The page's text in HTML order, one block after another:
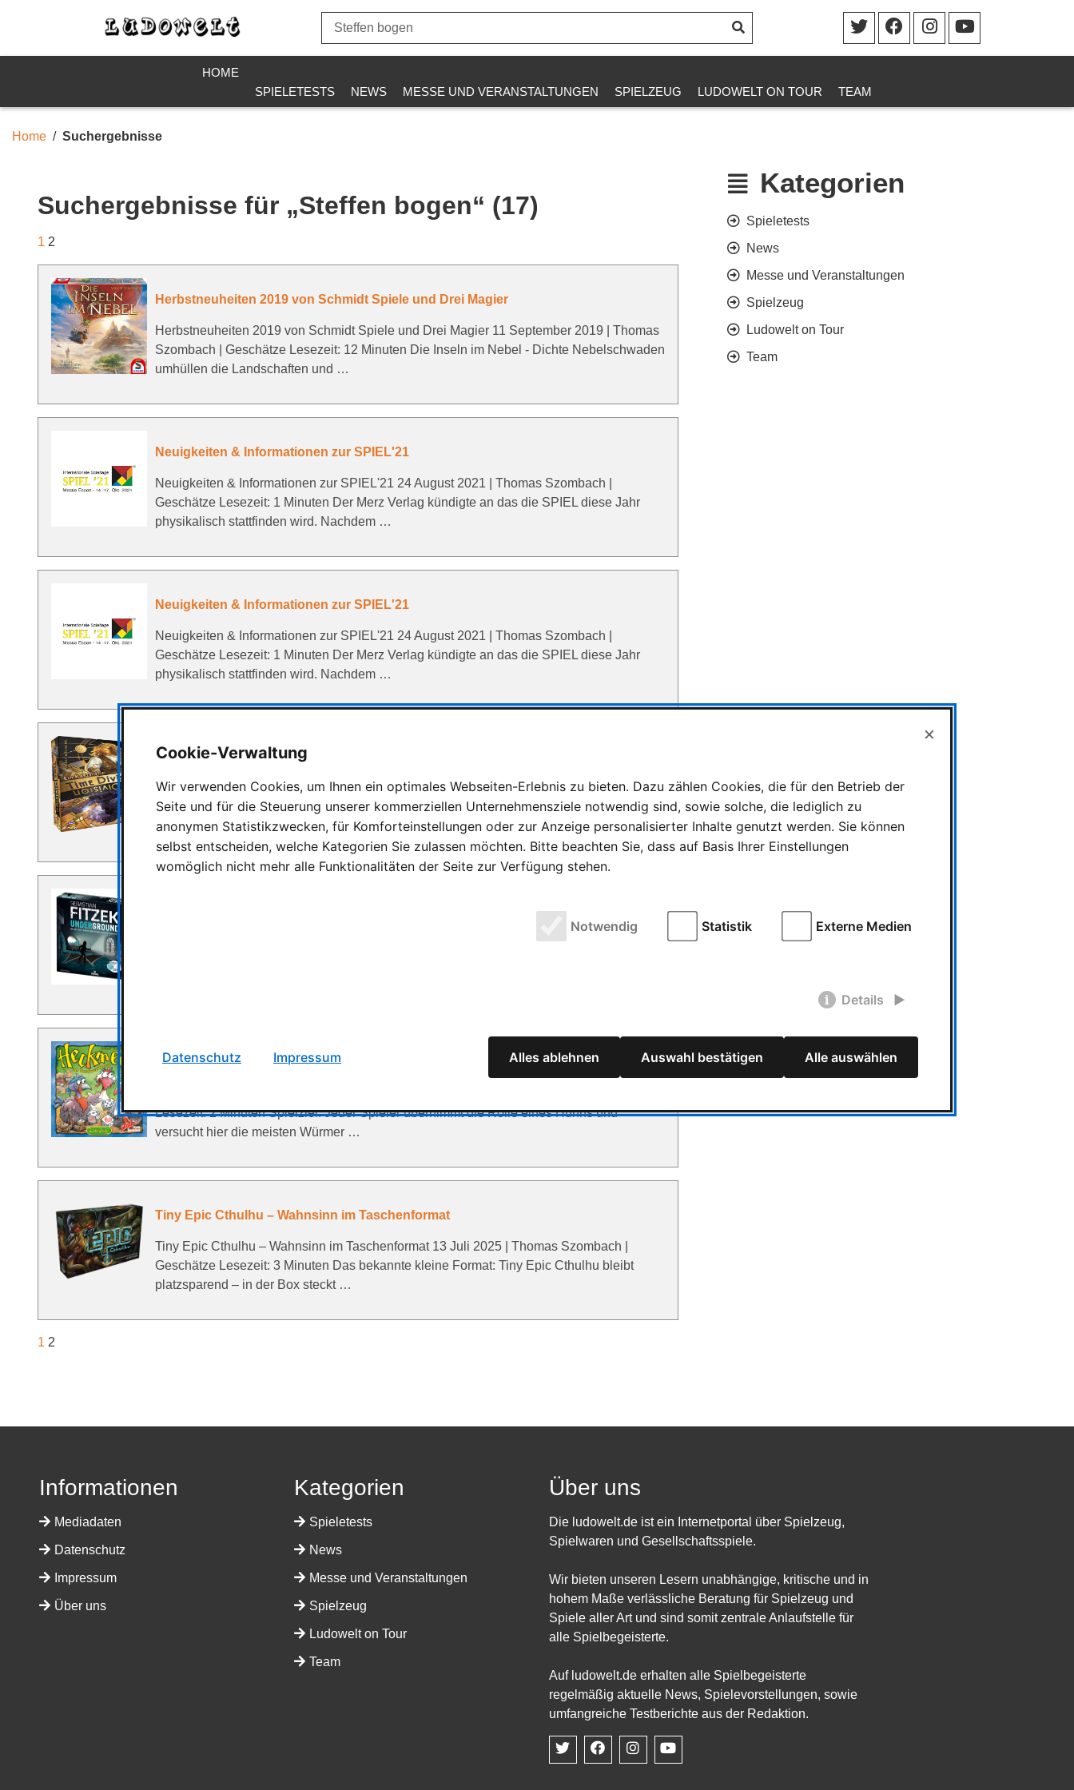
HOME
SPIELETESTS
NEWS MESSE UND VERANSTALTUNGEN SPIELZEUG LUDOWELT ON TOUR TEAM
Home Suchergebnisse
Suchergebnisse für „Steffen bogen“ (17)
1 2
Herbstneuheiten 2019 von Schmidt Spiele und Drei Magier
Herbstneuheiten 2019 von Schmidt Spiele und Drei Magier 11 September 2019 | Thomas
Szombach | Geschätze Lesezeit: 12 Minuten Die Inseln im Nebel - Dichte Nebelschwaden
umhüllen die Landschaften und …
Neuigkeiten & Informationen zur SPIEL'21
Neuigkeiten & Informationen zur SPIEL'21 24 August 2021 | Thomas Szombach |
Geschätze Lesezeit: 1 Minuten Der Merz Verlag kündigte an das die SPIEL diese Jahr
physikalisch stattfinden wird. Nachdem …
Neuigkeiten & Informationen zur SPIEL'21
Neuigkeiten & Informationen zur SPIEL'21 24 August 2021 | Thomas Szombach |
Geschätze Lesezeit: 1 Minuten Der Merz Verlag kündigte an das die SPIEL diese Jahr
physikalisch stattfinden wird. Nachdem …
Time Division - Heidelbär Games
Rezension: Time Division von Heidelbär Games 17 Januar 2024 | Thomas Szombach |
Geschätze Lesezeit: 2 Minuten Time Division von Heidelbär Games entführt die Spieler in
ein spannendes Duell zweier …
Sebastian Fitzek: Underground vom Moses Verlag 01 März 2025 | Thomas Szombach |
Rezension zu Heckmeck am Bratwurmeck
Lesezeit: 2 Minuten Spielziel: Jeder Spieler übernimmt die Rolle eines Huhns und
versucht hier die meisten Würmer …
Tiny Epic Cthulhu – Wahnsinn im Taschenformat
Tiny Epic Cthulhu – Wahnsinn im Taschenformat 13 Juli 2025 | Thomas Szombach |
Geschätze Lesezeit: 3 Minuten Das bekannte kleine Format: Tiny Epic Cthulhu bleibt
platzsparend – in der Box steckt …
1 2
Kategorien
Spieletests
News
Messe und Veranstaltungen
Spielzeug
Ludowelt on Tour
Team
Informationen
Mediadaten
Datenschutz
Impressum
Über uns
Kategorien
Spieletests
News
Messe und Veranstaltungen
Spielzeug
Ludowelt on Tour
Team
Über uns
Die ludowelt.de ist ein Internetportal über Spielzeug,
Spielwaren und Gesellschaftsspiele.
Wir bieten unseren Lesern unabhängige, kritische und in
hohem Maße verlässliche Beratung für Spielzeug und
Spiele aller Art und sind somit zentrale Anlaufstelle für
alle Spielbegeisterte.
Auf ludowelt.de erhalten alle Spielbegeisterte
regelmäßig aktuelle News, Spielevorstellungen, sowie
umfangreiche Testberichte aus der Redaktion.
Cookie-Verwaltung
×
Wir verwenden Cookies, um Ihnen ein optimales Webseiten-Erlebnis zu bieten. Dazu zählen Cookies, die für den Betrieb der
Seite und für die Steuerung unserer kommerziellen Unternehmensziele notwendig sind, sowie solche, die lediglich zu
anonymen Statistikzwecken, für Komforteinstellungen oder zur Anzeige personalisierter Inhalte genutzt werden. Sie können
selbst entscheiden, welche Kategorien Sie zulassen möchten. Bitte beachten Sie, dass auf Basis Ihrer Einstellungen
womöglich nicht mehr alle Funktionalitäten der Seite zur Verfügung stehen.
Notwendig Statistik Externe Medien
Details
Alles ablehnen Auswahl bestätigen Alle auswählen
Datenschutz Impressum